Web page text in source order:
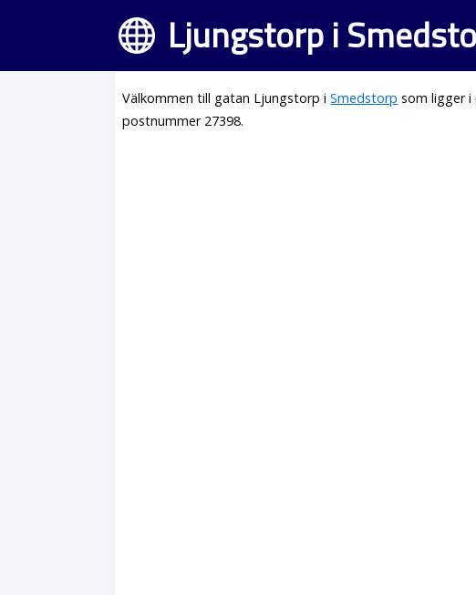
Ljungstorp i
Välkommen till gatan Ljungstorp iSmedstorp som ligger
postnummer 27398.